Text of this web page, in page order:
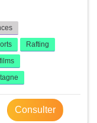
Rafting
Consulter